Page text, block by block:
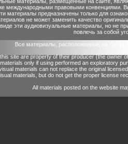
международными правовыми конвенциями.
материалы предназначены только для
не может заменить качество
эти аудиовизуальные материалы, но не
повлечь за собой
Все материалы, расположенные на сайте
site are property of their producer (the owner
only if using performed an exploratory
materials can not replace the original
materials, but do not get the proper license
All materials posted on the website